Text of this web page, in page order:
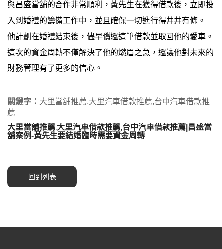
與昌盛當舖的合作非常順利，黃先生在獲得借款後，立即投
入到婚禮的籌備工作中，並且確保一切進行得井井有條。
他計劃在婚禮結束後，儘早償還這筆借款並取回他的愛車。
這次的資金周轉不僅解決了他的燃眉之急，還讓他對未來的
財務管理有了更多的信心。
關鍵字： 大里當舖推薦,大里汽車借款推薦,台中汽車借款推
薦
大里當舖推薦,大里汽車借款推薦,台中汽車借款推薦|昌盛當
舖案例-黃先生要結婚臨時需要資金周轉
回到列表